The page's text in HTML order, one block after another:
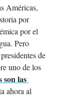
Américas,
por
por el
Pero
de
uno de los
son las
ahora al